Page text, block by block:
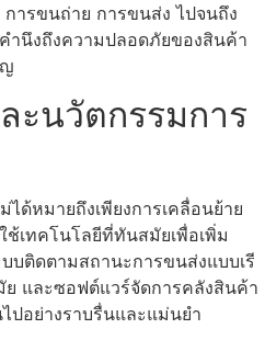
ารขนถ่าย การขนส่ง ไปจนถึง
ำนึงถึงความปลอดภัยของสินค้า
ะนวัตกรรมการ
ด้หมายถึงเพียงการเคลื่อนย้าย
ช้เทคโนโลยีที่ทันสมัยเพื่อเพิ่ม
บติดตามสถานะการขนส่งแบบเรี
และซอฟต์แวร์จัดการคลังสินค้า
ปอย่างราบรื่นและแม่นยำ